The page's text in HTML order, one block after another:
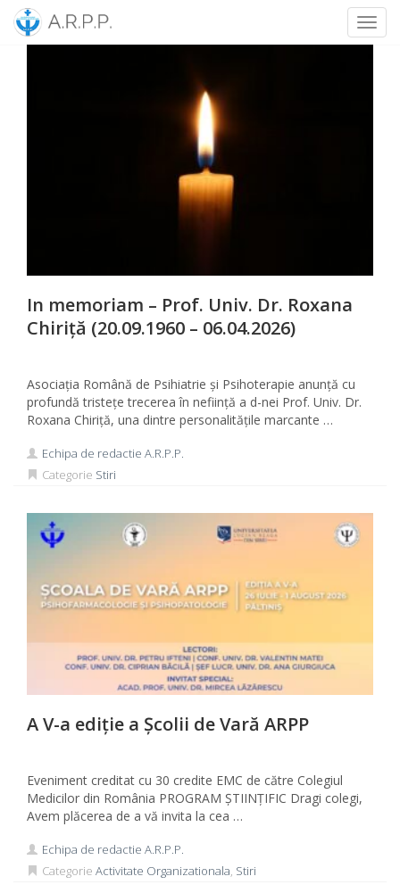
In memoriam – Prof. Univ. Dr. Roxana
Chiriță (20.09.1960 – 06.04.2026)
Asociația Română de Psihiatrie și Psihoterapie anunță cu
profundă tristețe trecerea în neființă a d-nei Prof. Univ. Dr.
Roxana Chiriță, una dintre personalitățile marcante …
Echipa de redactie A.R.P.P.
Categorie Stiri
A V-a ediție a Școlii de Vară ARPP
Eveniment creditat cu 30 credite EMC de către Colegiul
Medicilor din România PROGRAM ȘTIINȚIFIC Dragi colegi,
Avem plăcerea de a vă invita la cea …
Echipa de redactie A.R.P.P.
Categorie Activitate Organizationala, Stiri